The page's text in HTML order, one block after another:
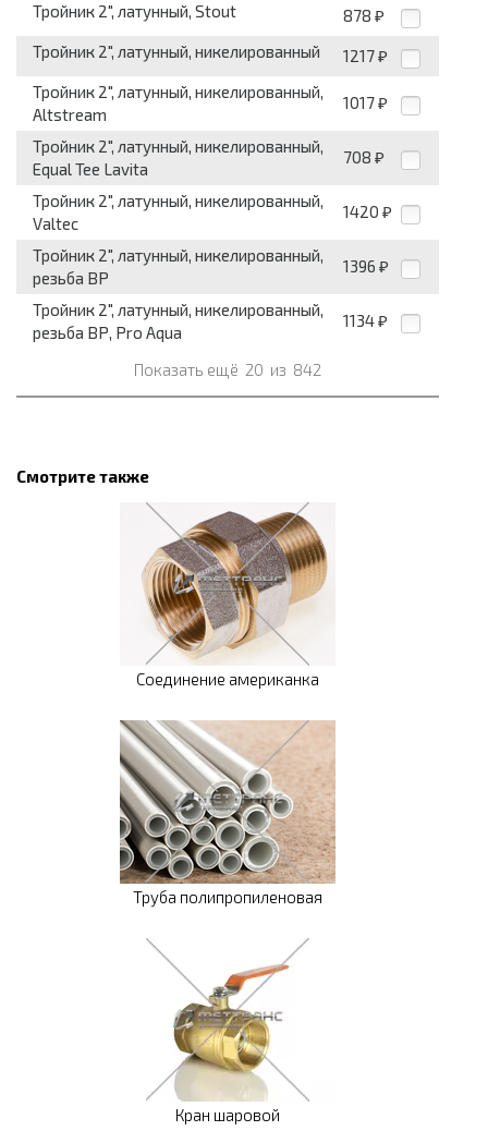
Тройник 2", латунный, Stout 878 ₽
Тройник 2", латунный, никелированный 1217 ₽
Тройник 2", латунный, никелированный,
Altstream
1017 ₽
Тройник 2", латунный, никелированный,
Equal Tee Lavita
708 ₽
Тройник 2", латунный, никелированный,
Valtec
1420 ₽
Тройник 2", латунный, никелированный,
резьба ВР
1396 ₽
Тройник 2", латунный, никелированный,
резьба ВР, Pro Aqua
1134 ₽
Показать ещё 20 из 842
Смотрите также
Соединение американка
Труба полипропиленовая
Кран шаровой